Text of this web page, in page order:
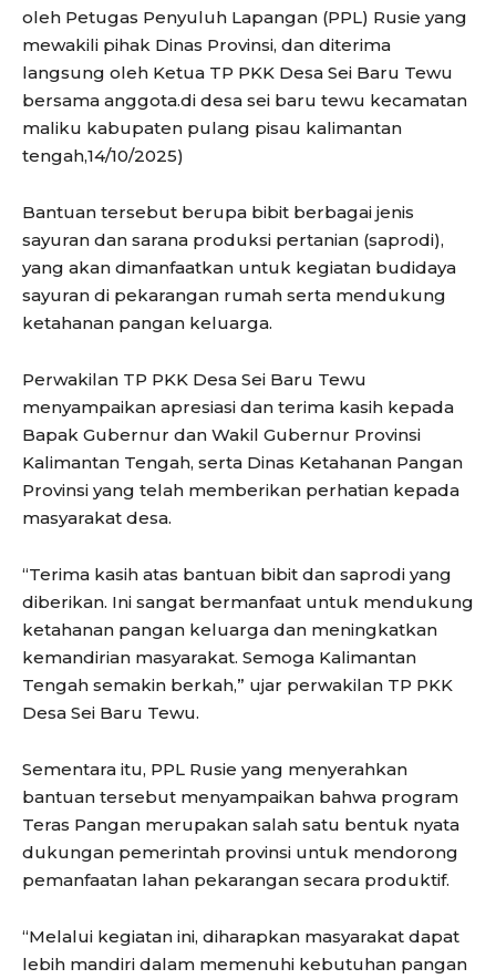
oleh Petugas Penyuluh Lapangan (PPL) Rusie yang
mewakili pihak Dinas Provinsi, dan diterima
langsung oleh Ketua TP PKK Desa Sei Baru Tewu
bersama anggota.di desa sei baru tewu kecamatan
maliku kabupaten pulang pisau kalimantan
tengah,14/10/2025)
Bantuan tersebut berupa bibit berbagai jenis
sayuran dan sarana produksi pertanian (saprodi),
yang akan dimanfaatkan untuk kegiatan budidaya
sayuran di pekarangan rumah serta mendukung
ketahanan pangan keluarga.
Perwakilan TP PKK Desa Sei Baru Tewu
menyampaikan apresiasi dan terima kasih kepada
Bapak Gubernur dan Wakil Gubernur Provinsi
Kalimantan Tengah, serta Dinas Ketahanan Pangan
Provinsi yang telah memberikan perhatian kepada
masyarakat desa.
“Terima kasih atas bantuan bibit dan saprodi yang
diberikan. Ini sangat bermanfaat untuk mendukung
ketahanan pangan keluarga dan meningkatkan
kemandirian masyarakat. Semoga Kalimantan
Tengah semakin berkah,” ujar perwakilan TP PKK
Desa Sei Baru Tewu.
Sementara itu, PPL Rusie yang menyerahkan
bantuan tersebut menyampaikan bahwa program
Teras Pangan merupakan salah satu bentuk nyata
dukungan pemerintah provinsi untuk mendorong
pemanfaatan lahan pekarangan secara produktif.
“Melalui kegiatan ini, diharapkan masyarakat dapat
lebih mandiri dalam memenuhi kebutuhan pangan